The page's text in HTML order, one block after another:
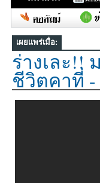
เผยแพร่เมื่อ:
ร่างเละ!!
ชีวิตคาที่